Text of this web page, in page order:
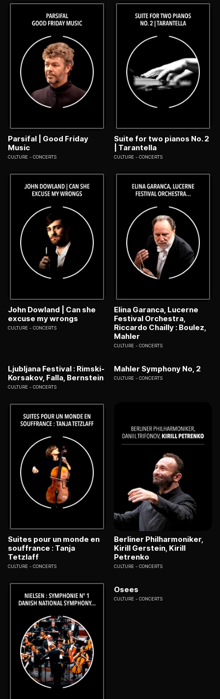
Parsifal | Good Friday
Music
CULTURE CONCERTS
Suite for two pianos No. 2
| Tarantella
CULTURE CONCERTS
John Dowland | Can she
excuse my wrongs
CULTURE CONCERTS
Elina Garanca, Lucerne
Festival Orchestra,
Riccardo Chailly : Boulez,
Mahler
CULTURE CONCERTS
Ljubljana Festival : Rimski-
Korsakov, Falla, Bernstein
CULTURE CONCERTS
Mahler Symphony No, 2
CULTURE CONCERTS
Suites pour un monde en
souffrance : Tanja
Tetzlaff
CULTURE CONCERTS
Berliner Philharmoniker,
Kirill Gerstein, Kirill
Petrenko
CULTURE CONCERTS
Osees
CULTURE CONCERTS